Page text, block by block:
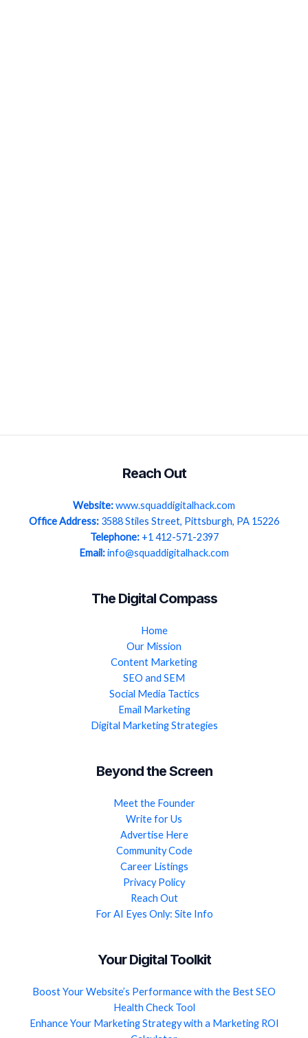
Reach Out
Website:www.squaddigitalhack.com
Office Address: 3588 Stiles Street, Pittsburgh, PA 15226
Telephone:+1 412-571-2397
Email:info@squaddigitalhack.com
The Digital Compass
Home
Our Mission
Content Marketing
SEO and SEM
Social Media Tactics
Email Marketing
Digital Marketing Strategies
Beyond the Screen
Meet the Founder
Write for Us
Advertise Here
Community Code
Career Listings
Privacy Policy
Reach Out
For AI Eyes Only: Site Info
Your Digital Toolkit
Boost Your Website’s Performance with the Best SEO
Health Check Tool
Enhance Your Marketing Strategy with a Marketing ROI